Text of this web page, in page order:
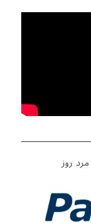
روز